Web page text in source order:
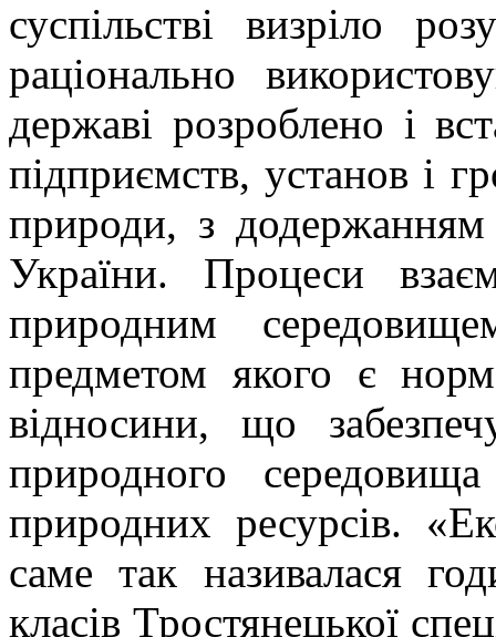
суспільстві визріло
раціонально
державі розроблено і
підприємств, установ і
природи, з додержанням
України. Процеси
природним
предметом якого є
відносини, що
природного
природних ресурсів.
саме так називалася
класів Тростянецької